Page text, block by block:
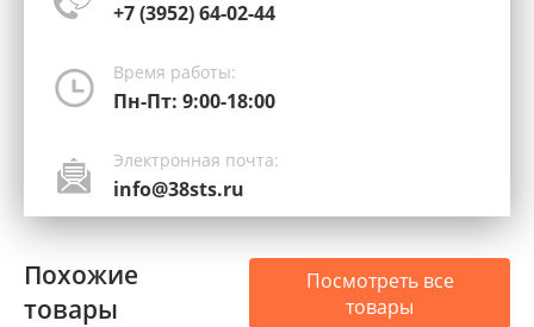
+7 (3952) 64-02-44
Время работы:
Пн-Пт: 9:00-18:00
Электронная почта:
info@38sts.ru
Похожие
товары
Посмотреть все
товары